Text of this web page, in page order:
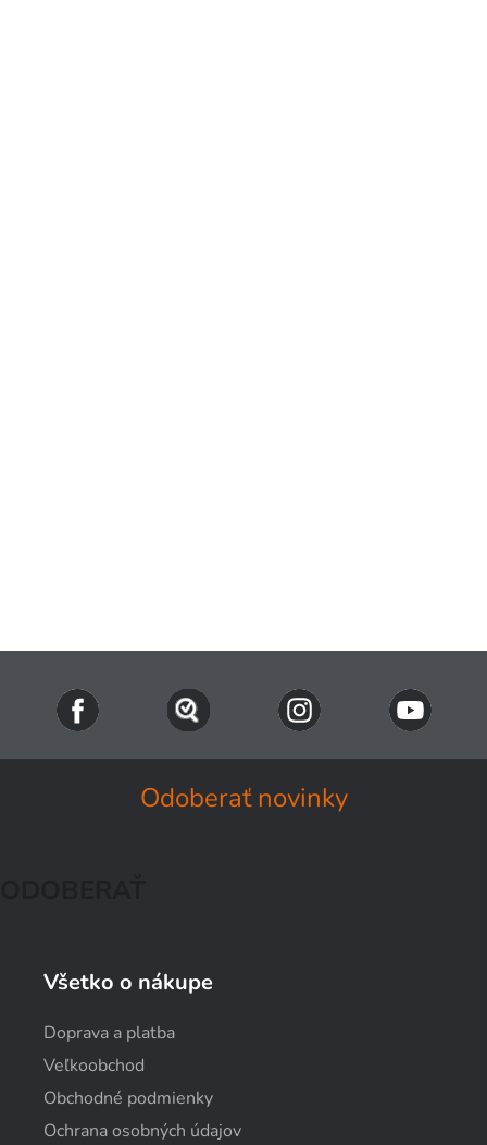
Odoberať novinky
Všetko o nákupe
Doprava a platba
Veľkoobchod
Obchodné podmienky
Ochrana osobných údajov